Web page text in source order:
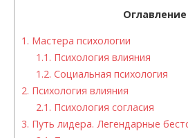
Оглавление
1. Мастера психологии
1.1. Психология влияния
1.2. Социальная психология
2. Психология влияния
2.1. Психология согласия
3. Путь лидера. Легендарные